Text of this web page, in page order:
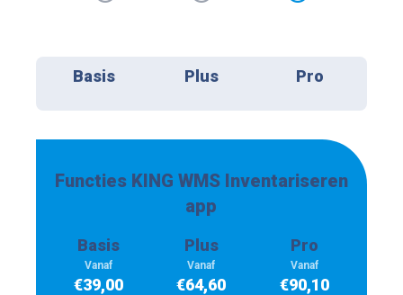
Basis Plus Pro
Functies KING WMS Inventariseren
app
Basis
Vanaf
€39,00
Plus
Vanaf
€64,60
Pro
Vanaf
€90,10